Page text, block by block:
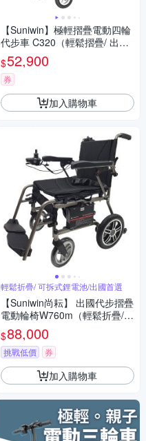
【Suniwin】極輕摺疊電動四輪
代步車 C320（輕鬆摺疊/ 出國
首選/ 老人長輩/ 室內戶外出
遊）
$52,900
券
加入購物車
輕鬆折疊/ 可拆式鋰電池/出國首選
【Suniwin尚耘】 出國代步摺疊
電動輪椅W760m（輕鬆折疊/
可拆式鋰電池/ 出國首選）
$88,000
挑戰低價 券
加入購物車